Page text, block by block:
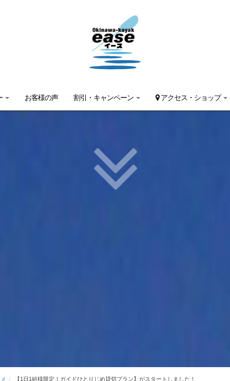
お客様の声 割引・キャンペーン アクセス・ショップ
【1日1組様限定！ガイドひとりじめ貸切プラン】がスタートしました！